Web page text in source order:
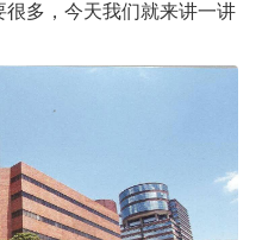
多，今天我们就来讲一讲